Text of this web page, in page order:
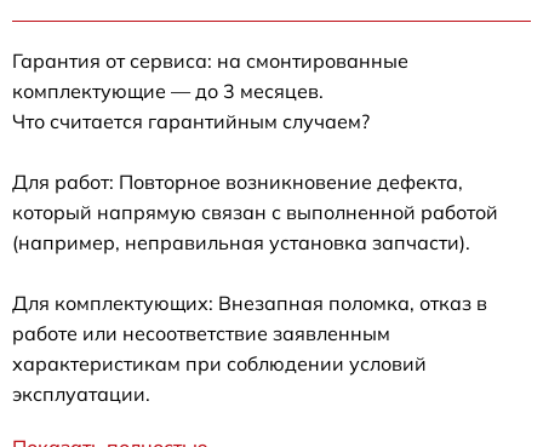
Гарантия от сервиса: на смонтированные
комплектующие — до 3 месяцев.
Что считается гарантийным случаем?
Для работ: Повторное возникновение дефекта,
который напрямую связан с выполненной работой
(например, неправильная установка запчасти).
Для комплектующих: Внезапная поломка, отказ в
работе или несоответствие заявленным
характеристикам при соблюдении условий
эксплуатации.